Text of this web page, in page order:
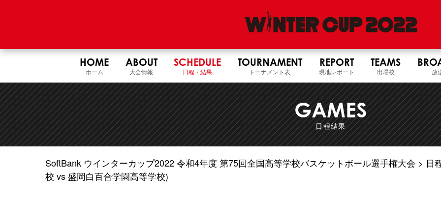
HOME
ホーム
ABOUT
大会情報
SCHEDULE
日程・結果
TOURNAMENT
トーナメント表
REPORT
現地レポート
TEAMS
出場校 放
GAMES
日程結果
SoftBank ウインターカップ2022 令和4年度 第75回全国高等学校バスケットボール選手権大会 日
校 vs 盛岡白百合学園高等学校)